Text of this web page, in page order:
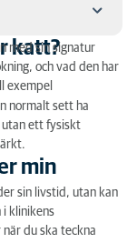
katt?
med sin signatur
och vad den har
exempel
normalt sett ha
ett fysiskt
min
sin livstid, utan kan
i klinikens
du ska teckna